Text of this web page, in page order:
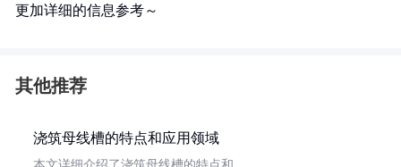
更加详细的信息参考～
其他推荐
浇筑母线槽的特点和应用领域